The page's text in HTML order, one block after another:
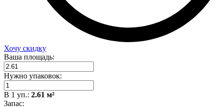
Хочу скидку
Ваша площадь:
Нужно упаковок:
В 1 уп.: 2.61 м²
Запас: